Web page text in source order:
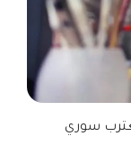
22 أكتوبر, 2024 كمغترب سوري